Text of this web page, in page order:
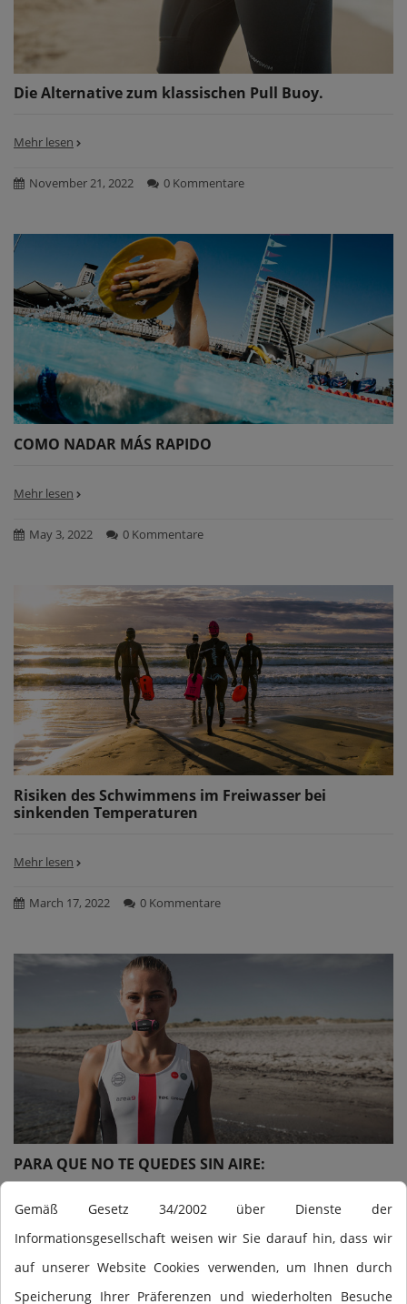
Die Alternative zum klassischen Pull Buoy.
Mehr lesen
November 21, 2022 0 Kommentare
COMO NADAR MÁS RAPIDO
Mehr lesen
May 3, 2022 0 Kommentare
Risiken des Schwimmens im Freiwasser bei
sinkenden Temperaturen
Mehr lesen
March 17, 2022 0 Kommentare
PARA QUE NO TE QUEDES SIN AIRE:
Mehr lesen
Gemäß Gesetz 34/2002 über Dienste der
Informationsgesellschaft weisen wir Sie darauf hin, dass wir
auf unserer Website Cookies verwenden, um Ihnen durch
Speicherung Ihrer Präferenzen und wiederholten Besuche